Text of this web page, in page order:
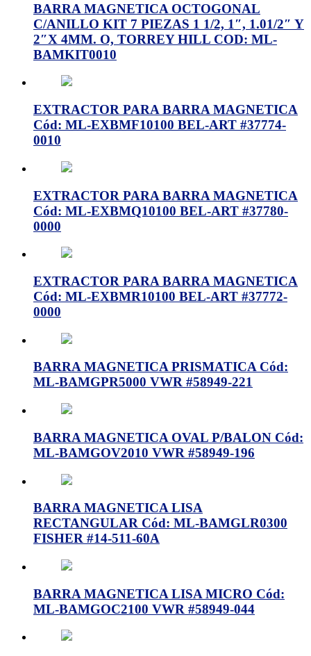
BARRA MAGNETICA OCTOGONAL
C/ANILLO KIT 7 PIEZAS 1 1/2, 1″, 1.01/2″ Y
2″X 4MM. O, TORREY HILL COD: ML-
BAMKIT0010
EXTRACTOR PARA BARRA MAGNETICA
Cód: ML-EXBMF10100 BEL-ART #37774-
0010
EXTRACTOR PARA BARRA MAGNETICA
Cód: ML-EXBMQ10100 BEL-ART #37780-
0000
EXTRACTOR PARA BARRA MAGNETICA
Cód: ML-EXBMR10100 BEL-ART #37772-
0000
BARRA MAGNETICA PRISMATICA Cód:
ML-BAMGPR5000 VWR #58949-221
BARRA MAGNETICA OVAL P/BALON Cód:
ML-BAMGOV2010 VWR #58949-196
BARRA MAGNETICA LISA
RECTANGULAR Cód: ML-BAMGLR0300
FISHER #14-511-60A
BARRA MAGNETICA LISA MICRO Cód:
ML-BAMGOC2100 VWR #58949-044